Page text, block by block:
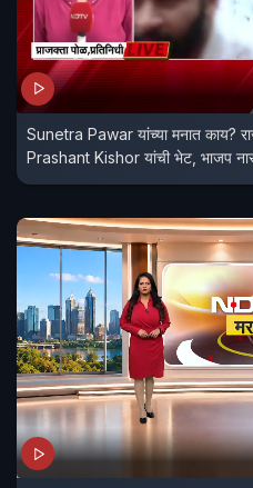
Sunetra Pawar यांच्या मनात काय?
Prashant Kishor यांची भेट, भाजप